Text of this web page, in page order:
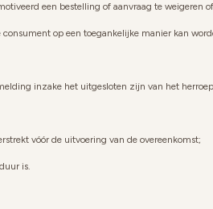
een bestelling of aanvraag te weigeren
op een toegankelijke manier kan
inzake het uitgesloten zijn van het
vóór de uitvoering van de overeenkomst;
is.